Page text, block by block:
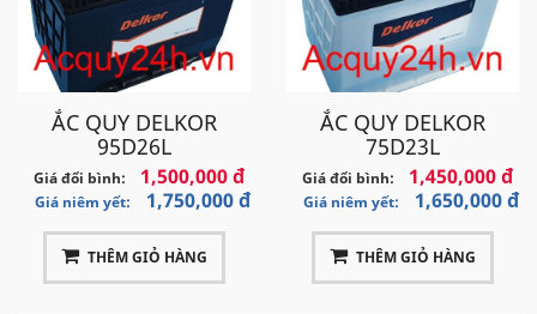
ẮC QUY DELKOR
95D26L
Giá đổi bình: 1,500,000 đ
Giá niêm yết: 1,750,000 đ
THÊM GIỎ HÀNG
ẮC QUY DELKOR
75D23L
Giá đổi bình: 1,450,000 đ
Giá niêm yết: 1,650,000 đ
THÊM GIỎ HÀNG